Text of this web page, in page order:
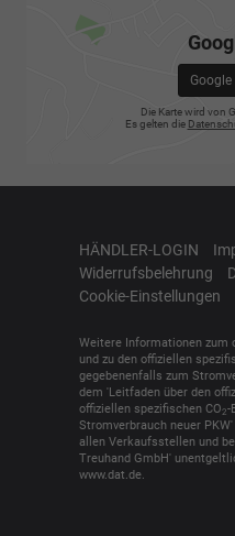
Die Karte wird von
Es gelten die
HÄNDLER-LOGIN
Widerrufsbelehrung
Cookie-Einstellungen
Weitere Informationen zum
und zu den offiziellen
gegebenenfalls zum
dem 'Leitfaden über den
offiziellen spezifischen CO2-
Stromverbrauch neuer
allen Verkaufsstellen und
Treuhand GmbH'
www.dat.de.